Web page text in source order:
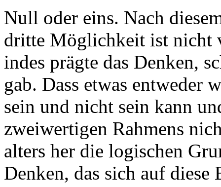
Null oder eins. Nach
dritte Möglichkeit ist nicht
indes prägte das Denken,
gab. Dass etwas entweder
sein und nicht sein kann
zweiwertigen Rahmens
alters her die logischen
Denken, das sich auf diese